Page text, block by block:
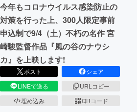
CAMPFIREふるさと納税machi-ya
今年もコロナウイルス感染防止の
対策を行った上、300人限定事前
申込制で9/4（土）不朽の名作 宮
崎駿監督作品『風の谷のナウシ
カ』を上映します!
ポスト
シェア
LINEで送る
URLコピー
埋め込み
QRコード